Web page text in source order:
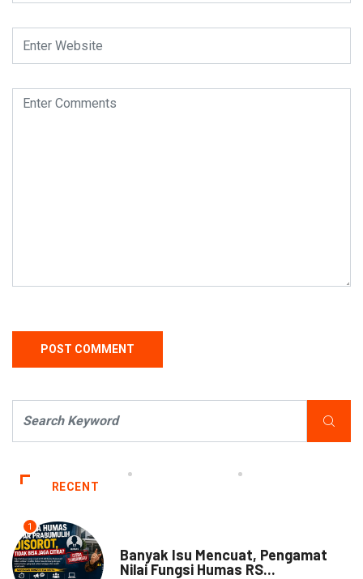
RECENT
1
Banyak Isu Mencuat, Pengamat
Nilai Fungsi Humas RS...